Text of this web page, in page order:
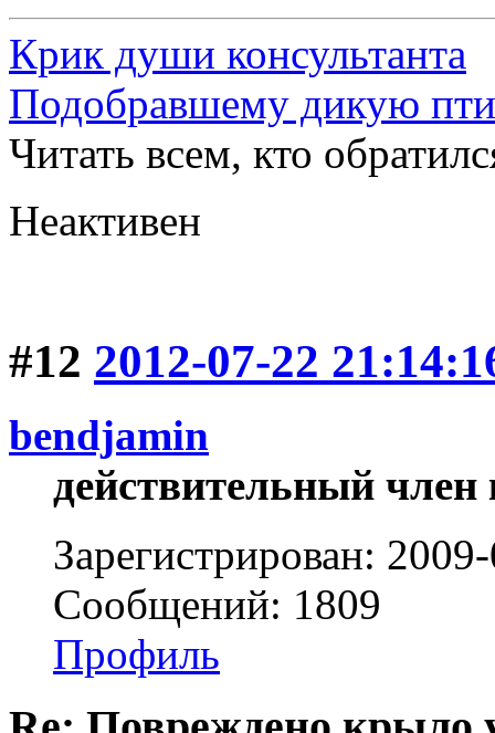
Крик души консультанта
Подобравшему дикую
Читать всем, кто
Неактивен
#12 2012-07-22
bendjamin
действительный член
Зарегистрирован:
Сообщений: 1809
Профиль